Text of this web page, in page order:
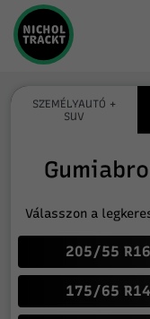
SZEMÉLYAUTÓ +
SUV
Válasszon a
205/55 R16
175/65 R14